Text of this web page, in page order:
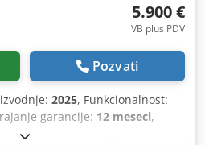
5.900 €
VB plus PDV
Pozvati
2025, Funkcionalnost:
garancije: 12 meseci,
tehnologija za punjenje